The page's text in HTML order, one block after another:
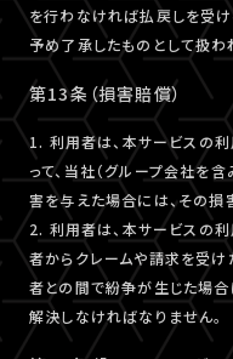
を行わなければ払戻しを受け
予め了承したものとして扱わ
第13条（損害賠償）
1. 利用者は、本サービスの
って、当社（グループ会社を
害を与えた場合には、その損
2. 利用者は、本サービスの
者からクレームや請求を受
者との間で紛争が生じた場
解決しなければなりません。